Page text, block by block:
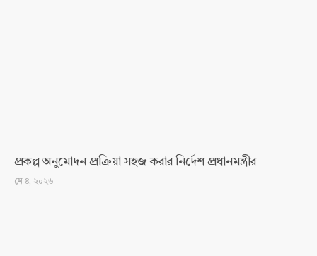
প্রকল্প অনুমোদন প্রক্রিয়া সহজ করার নির্দেশ প্রধানমন্ত্রীর
মে ৪, ২০২৬